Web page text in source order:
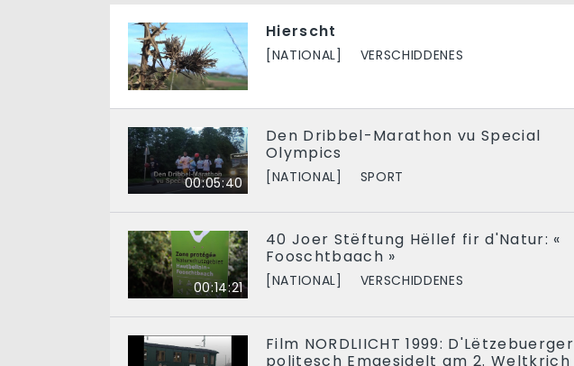
Hierscht
[NATIONAL] VERSCHIDDENES
00:05:40
Den Dribbel-Marathon vu Special
Olympics
[NATIONAL] SPORT
00:14:21
40 Joer Stëftung Hëllef fir d'Natur: «
Fooschtbaach »
[NATIONAL] VERSCHIDDENES
Film NORDLIICHT 1999: D'Lëtzebuerger
politesch Emgesidelt am 2. Weltkrich